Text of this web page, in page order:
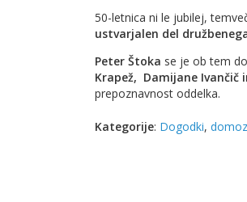
50-letnica ni le jubilej,
ustvarjalen del
Peter Štoka se je ob tem
Krapež, Damijane Ivančič
prepoznavnost oddelka.
Kategorije: Dogodki,